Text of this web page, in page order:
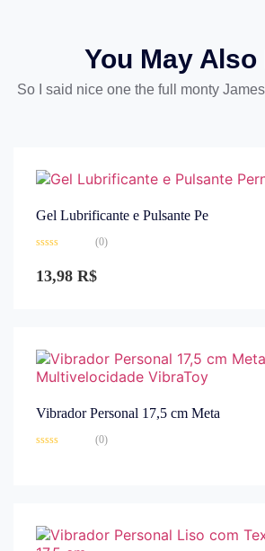
You May Also
So I said nice one the full monty
Gel Lubrificante e Pulsante Pe
0
de
(0)
13,98 R$
Vibrador Personal 17,5 cm Meta
(0)